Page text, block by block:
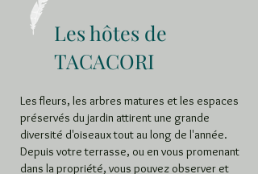
Les hôtes de
TACACORI
Les fleurs, les arbres matures et les espaces
préservés du jardin attirent une grande
diversité d'oiseaux tout au long de l'année.
Depuis votre terrasse, ou en vous promenant
dans la propriété, vous pouvez observer et